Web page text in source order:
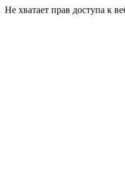
Не хватает прав доступа к